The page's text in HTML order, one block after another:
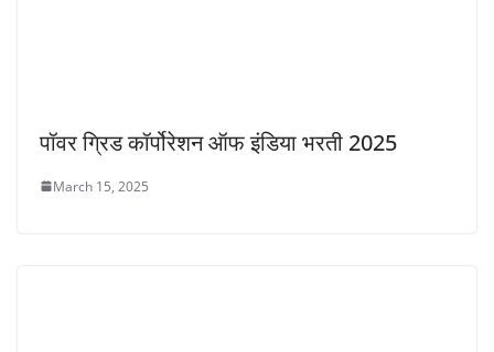
पॉवर ग्रिड कॉर्पोरेशन ऑफ इंडिया भरती 2025
March 15, 2025